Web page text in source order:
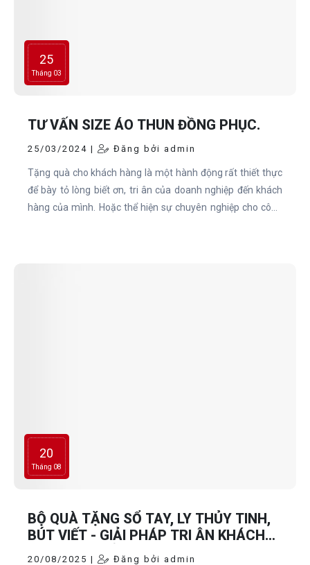
25
Tháng 03
TƯ VẤN SIZE ÁO THUN ĐỒNG PHỤC.
25/03/2024 | Đăng bởi admin
Tặng quà cho khách hàng là một hành động rất thiết thực
để bày tỏ lòng biết ơn, tri ân của doanh nghiệp đến khách
hàng của mình. Hoặc thể hiện sự chuyên nghiệp cho công
20
Tháng 08
BỘ QUÀ TẶNG SỔ TAY, LY THỦY TINH,
BÚT VIẾT - GIẢI PHÁP TRI ÂN KHÁCH
HÀNG VÀ QUẢNG BÁ THƯƠNG HIỆU
20/08/2025 | Đăng bởi admin